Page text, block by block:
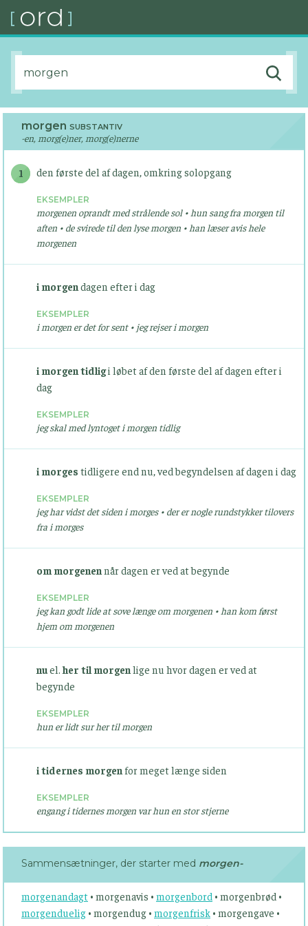
morgen SUBSTANTIV
-en, morg(e)ner, morg(e)nerne
1 den første del af dagen, omkring solopgang
EKSEMPLER
morgenen oprandt med strålende sol • hun sang fra morgen til
aften • de svirede til den lyse morgen • han læser avis hele
morgenen
i morgendagen efter i dag
EKSEMPLER
i morgen er det for sent • jeg rejser i morgen
i morgen tidligi løbet af den første del af dagen efter i
dag
EKSEMPLER
jeg skal med lyntoget i morgen tidlig
i morges tidligere end nu, ved begyndelsen af dagen i dag
EKSEMPLER
jeg har vidst det siden i morges • der er nogle rundstykker tilovers
fra i morges
om morgenennår dagen er ved at begynde
EKSEMPLER
jeg kan godt lide at sove længe om morgenen • han kom først
hjem om morgenen
nuel.her til morgenlige nu hvor dagen er ved at
begynde
EKSEMPLER
hun er lidt sur her til morgen
i tidernes morgenfor meget længe siden
EKSEMPLER
engang i tidernes morgen var hun en stor stjerne
Sammensætninger, der starter med morgen-
morgenandagt • morgenavis • morgenbord • morgenbrød •
morgenduelig • morgendug • morgenfrisk • morgengave •